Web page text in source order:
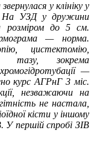
у клініку у
На УЗД у дружини
розміром до 5 см.
— норма.
цистектомію,
тазу, зокрема
—
курс АГРнГ 3 міс.
незважаючи на
не настала,
кісти у іншому
У першій спробі ЗІВ